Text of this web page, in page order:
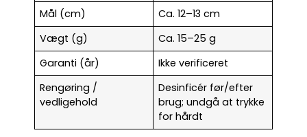
Mål (cm)
Ca. 12–13 cm
Vægt (g)
Ca. 15–25 g
Garanti (år)
Ikke verificeret
Rengøring /
vedligehold
Desinficér før/efter
brug; undgå at trykke
for hårdt